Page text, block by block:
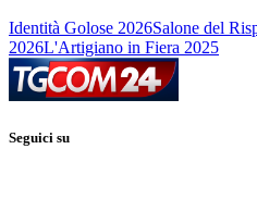
Identità Golose 2026Salone del
2026L'Artigiano in Fiera 2025
Seguici su